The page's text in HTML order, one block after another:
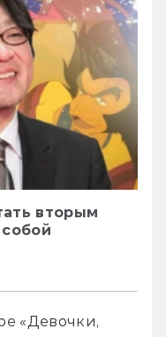
вторым
«Девочки,